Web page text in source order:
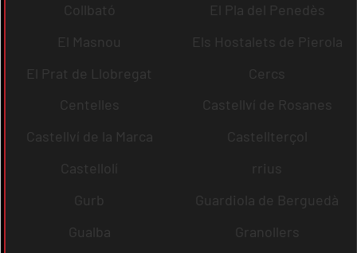
Collbató
El Pla del Penedès
El Masnou
Els Hostalets de Pierola
El Prat de Llobregat
Cercs
Centelles
Castellví de Rosanes
Castellví de la Marca
Castellterçol
Castellolí
rrius
Gurb
Guardiola de Berguedà
Gualba
Granollers